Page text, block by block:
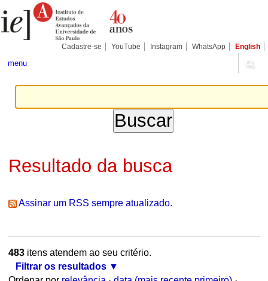
para
conteúdo.
Pessoais
Cadastre-se YouTube Instagram WhatsApp English
menu
Resultado da busca
Assinar um RSS sempre atualizado.
483itens atendem ao seu critério.
Filtrar os resultados